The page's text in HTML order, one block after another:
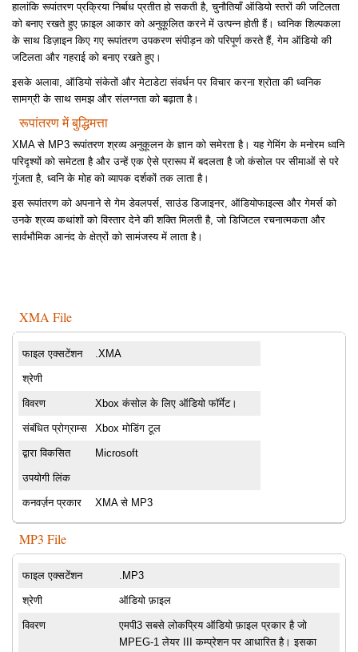
हालांकि रूपांतरण प्रक्रिया निर्बाध प्रतीत हो सकती है, चुनौतियाँ ऑडियो स्तरों की जटिलता
को बनाए रखते हुए फ़ाइल आकार को अनुकूलित करने में उत्पन्न होती हैं। ध्वनिक शिल्पकला
के साथ डिज़ाइन किए गए रूपांतरण उपकरण संपीड़न को परिपूर्ण करते हैं, गेम ऑडियो की
जटिलता और गहराई को बनाए रखते हुए।
इसके अलावा, ऑडियो संकेतों और मेटाडेटा संवर्धन पर विचार करना श्रोता की ध्वनिक
सामग्री के साथ समझ और संलग्नता को बढ़ाता है।
रूपांतरण में बुद्धिमत्ता
XMA से MP3 रूपांतरण श्रव्य अनुकूलन के ज्ञान को समेरता है। यह गेमिंग के मनोरम ध्वनि
परिदृश्यों को समेटता है और उन्हें एक ऐसे प्रारूप में बदलता है जो कंसोल पर सीमाओं से परे
गूंजता है, ध्वनि के मोह को व्यापक दर्शकों तक लाता है।
इस रूपांतरण को अपनाने से गेम डेवलपर्स, साउंड डिजाइनर, ऑडियोफाइल्स और गेमर्स को
उनके श्रव्य कथांशों को विस्तार देने की शक्ति मिलती है, जो डिजिटल रचनात्मकता और
सार्वभौमिक आनंद के क्षेत्रों को सामंजस्य में लाता है।
XMA File
फाइल एक्सटेंशन .XMA
श्रेणी
विवरण Xbox कंसोल के लिए ऑडियो फॉर्मेट।
संबंधित प्रोग्राम्स Xbox मोडिंग टूल
द्वारा विकसित Microsoft
उपयोगी लिंक
कनवर्ज़न प्रकार XMA से MP3
MP3 File
फाइल एक्सटेंशन .MP3
श्रेणी ऑडियो फ़ाइल
विवरण
एमपी3 सबसे लोकप्रिय ऑडियो फ़ाइल प्रकार है जो
MPEG-1 लेयर III कम्प्रेशन पर आधारित है। इसका